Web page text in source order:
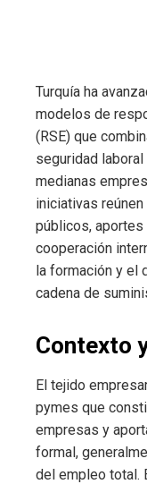
Turquía ha
modelos de
(RSE) que
seguridad
medianas
iniciativas
públicos,
cooperación
la formación y el
cadena de
Contexto
El tejido
pymes que
empresas y
formal,
del empleo total.